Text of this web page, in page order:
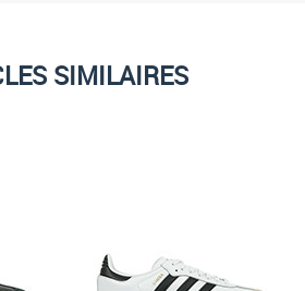
SIMILAIRES